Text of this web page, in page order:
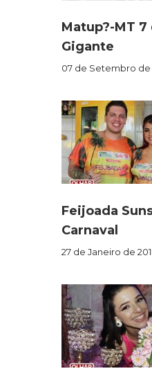
Matup?-MT
Gigante
07 de Setembro de
Feijoada
Carnaval
27 de Janeiro de